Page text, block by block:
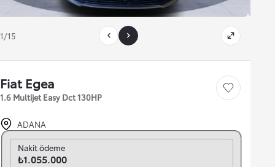
1/15
Fiat Egea
1.6 Multijet Easy Dct 130HP
Save car
ADANA
Nakit ödeme
₺1.055.000